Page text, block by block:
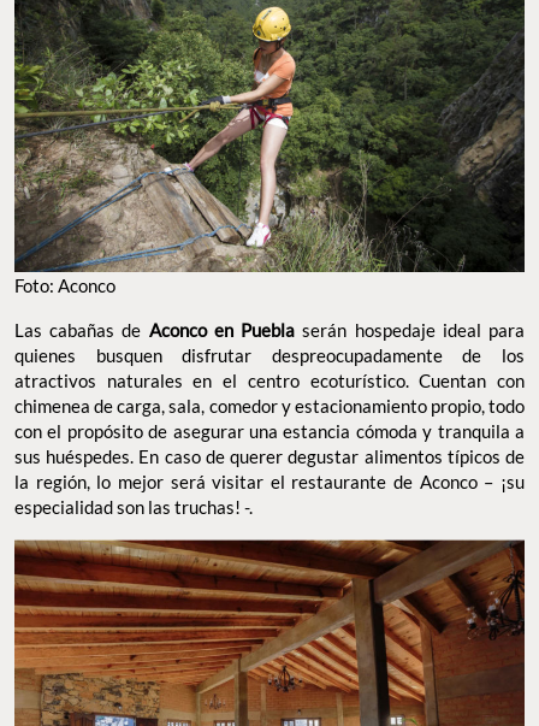
Foto: Aconco
Las cabañas de Aconco en Puebla serán hospedaje ideal para
quienes busquen disfrutar despreocupadamente de los
atractivos naturales en el centro ecoturístico. Cuentan con
chimenea de carga, sala, comedor y estacionamiento propio, todo
con el propósito de asegurar una estancia cómoda y tranquila a
sus huéspedes. En caso de querer degustar alimentos típicos de
la región, lo mejor será visitar el restaurante de Aconco – ¡su
especialidad son las truchas! -.